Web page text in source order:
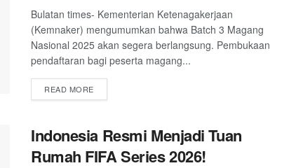
Bulatan times- Kementerian Ketenagakerjaan
(Kemnaker) mengumumkan bahwa Batch 3 Magang
Nasional 2025 akan segera berlangsung. Pembukaan
pendaftaran bagi peserta magang...
READ MOREDETAILS
Indonesia Resmi Menjadi Tuan
Rumah FIFA Series 2026!